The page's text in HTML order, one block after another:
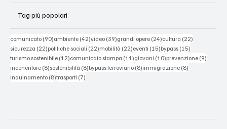
Tag più popolari
comunicato (90)90 post
ambiente (42)42 post
video (39)39 post
grandi opere (24)24 post
cultura (22)
sicurezza (22)22 post
politiche sociali (22)22 post
mobilità (22)22 post
eventi (15)15 post
bypass (15)
turismo sostenibile (12)12 post
comunicato stampa (11)11 post
giovani (10)10 post
prevenzione (9)
inceneritore (8)8 post
sostenibilità (8)8 post
bypass ferroviario (8)8 post
immigrazione (8)
inquinamento (8)8 post
trasporti (7)